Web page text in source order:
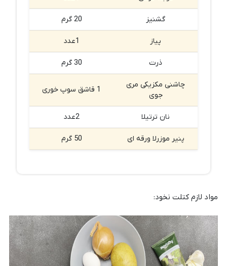
گشنیز 20 گرم
پیاز 1عدد
ذرت 30 گرم
چاشنی مکزیکی مری
جوی
1 قاشق سوپ خوری
نان ترتیلا 2عدد
پنیر موزرلا ورقه ای 50 گرم
مواد لازم کتلت نخود: